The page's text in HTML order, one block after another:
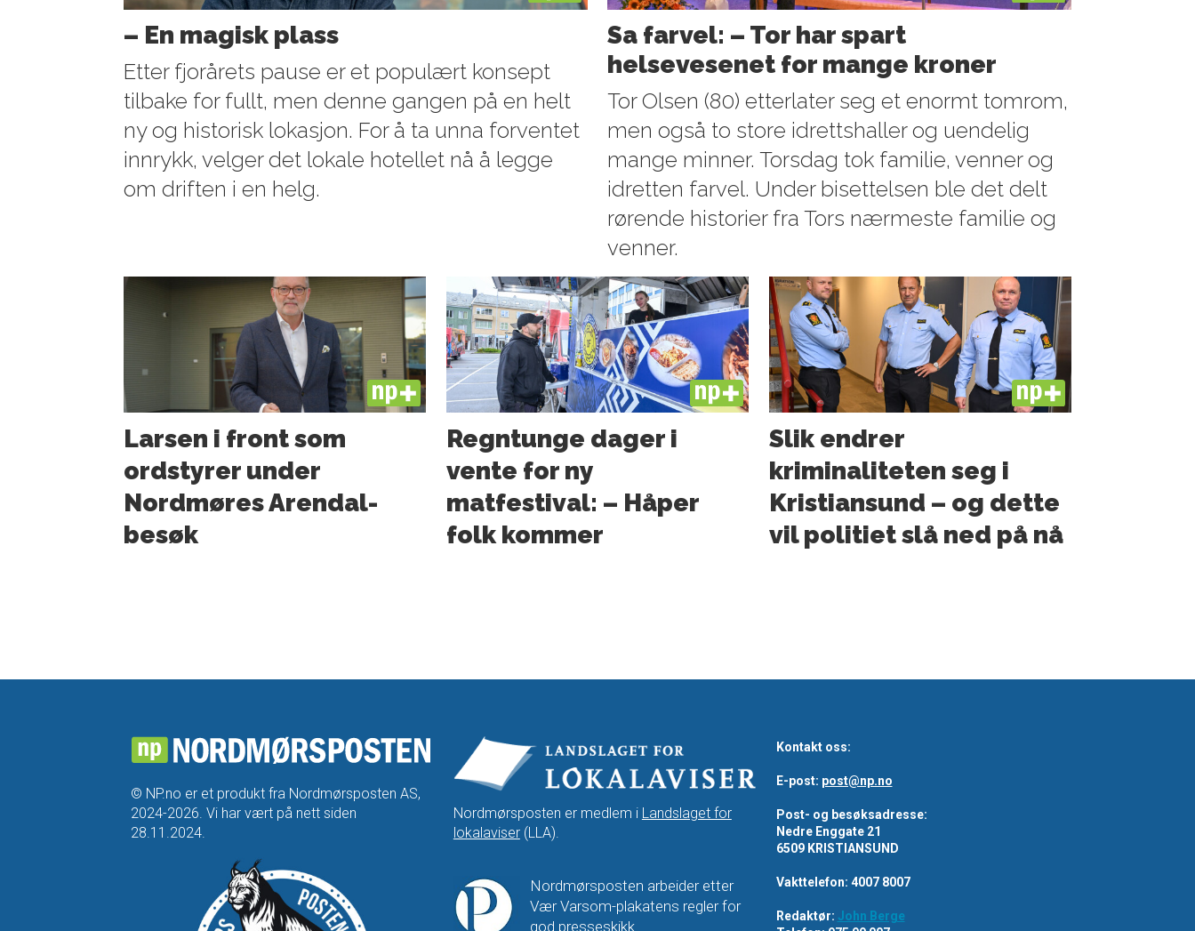
– En magisk plass
Etter fjorårets pause er et populært konsept
tilbake for fullt, men denne gangen på en helt
ny og historisk lokasjon. For å ta unna forventet
innrykk, velger det lokale hotellet nå å legge
om driften i en helg.
Sa farvel: – Tor har spart
helsevesenet for mange kroner
Tor Olsen (80) etterlater seg et enormt tomrom,
men også to store idrettshaller og uendelig
mange minner. Torsdag tok familie, venner og
idretten farvel. Under bisettelsen ble det delt
rørende historier fra Tors nærmeste familie og
venner.
PLUS
Larsen i front som
ordstyrer under
Nordmøres Arendal-
besøk
PLUS
Regntunge dager i
vente for ny
matfestival: – Håper
folk kommer
PLUS
Slik endrer
kriminaliteten seg i
Kristiansund – og dette
vil politiet slå ned på nå
© NP.no er et produkt fra Nordmørsposten AS,
2024-2026. Vi har vært på nett siden
28.11.2024.
Nordmørsposten er medlem i Landslaget for
lokalaviser(LLA).
Nordmørsposten arbeider etter
Vær Varsom-plakatens regler for
god presseskikk.
Kontakt oss:
E-post: post@np.no
Post- og besøksadresse:
Nedre Enggate 21
6509 KRISTIANSUND
Vakttelefon: 4007 8007
Redaktør: John Berge